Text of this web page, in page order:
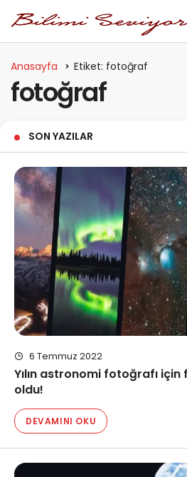
Anasayfa Etiket: fotoğraf
fotoğraf
SON YAZILAR
6 Temmuz 2022
Yılın astronomi fotoğrafı
oldu!
DEVAMINI OKU